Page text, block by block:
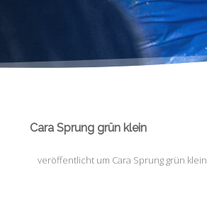
Cara Sprung grün klein
veröffentlicht um Cara Sprung grün klein